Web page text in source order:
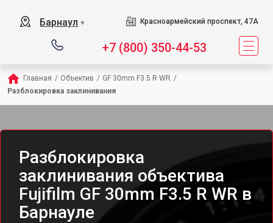
Барнаул ▼ Красноармейский проспект, 47А
+7 (800) 350-44-53
Главная / Объектив / GF 30mm F3.5 R WR /
Разблокировка заклинивания
Разблокировка
заклинивания объектива
Fujifilm GF 30mm F3.5 R WR в
Барнауле